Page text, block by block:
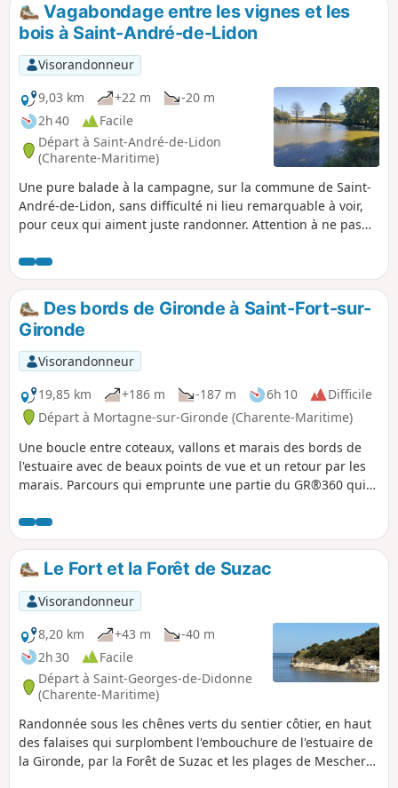
Vagabondage entre les vignes et les
bois à Saint-André-de-Lidon
Visorandonneur
9,03 km
+22 m
-20 m
2h 40
Facile
Départ à Saint-André-de-Lidon
(Charente-Maritime)
Une pure balade à la campagne, sur la commune de Saint-
André-de-Lidon, sans difficulté ni lieu remarquable à voir,
pour ceux qui aiment juste randonner. Attention à ne pas
Merci de bien vouloir respecter la propriété d'autrui. Sur le
domaine privé, les ramassages ou les cueillettes sont
interdits.Des bords de Gironde à Saint-Fort-sur-
Gironde
Visorandonneur
19,85 km
+186 m -187 m 6h 10
Difficile
Départ à Mortagne-sur-Gironde (Charente-Maritime)
Une boucle entre coteaux, vallons et marais des bords de
l'estuaire avec de beaux points de vue et un retour par les
marais. Parcours qui emprunte une partie du GR®360 qui
Le Fort et la Forêt de Suzac
Visorandonneur
8,20 km
+43 m
-40 m
2h 30
Facile
Départ à Saint-Georges-de-Didonne
(Charente-Maritime)
Randonnée sous les chênes verts du sentier côtier, en haut
des falaises qui surplombent l'embouchure de l'estuaire de
la Gironde, par la Forêt de Suzac et les plages de Meschers-